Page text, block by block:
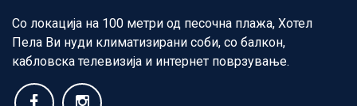
Со локација на 100 метри од песочна плажа, Хотел
Пела Ви нуди климатизирани соби, со балкон,
кабловска телевизија и интернет поврзување.